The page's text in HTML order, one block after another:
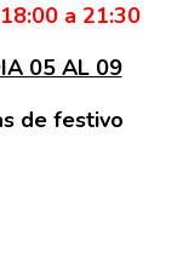
a 21:30
05 AL 09
de festivo